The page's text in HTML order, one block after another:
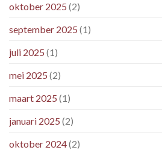
oktober 2025 (2)
september 2025 (1)
juli 2025 (1)
mei 2025 (2)
maart 2025 (1)
januari 2025 (2)
oktober 2024(2)